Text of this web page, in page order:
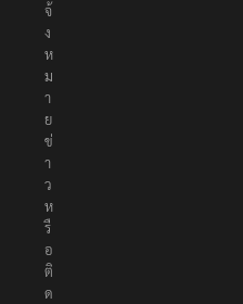
จ้
ง
ห
ม
า
ย
ข่
า
ว
ห
รื
อ
ติ
ด